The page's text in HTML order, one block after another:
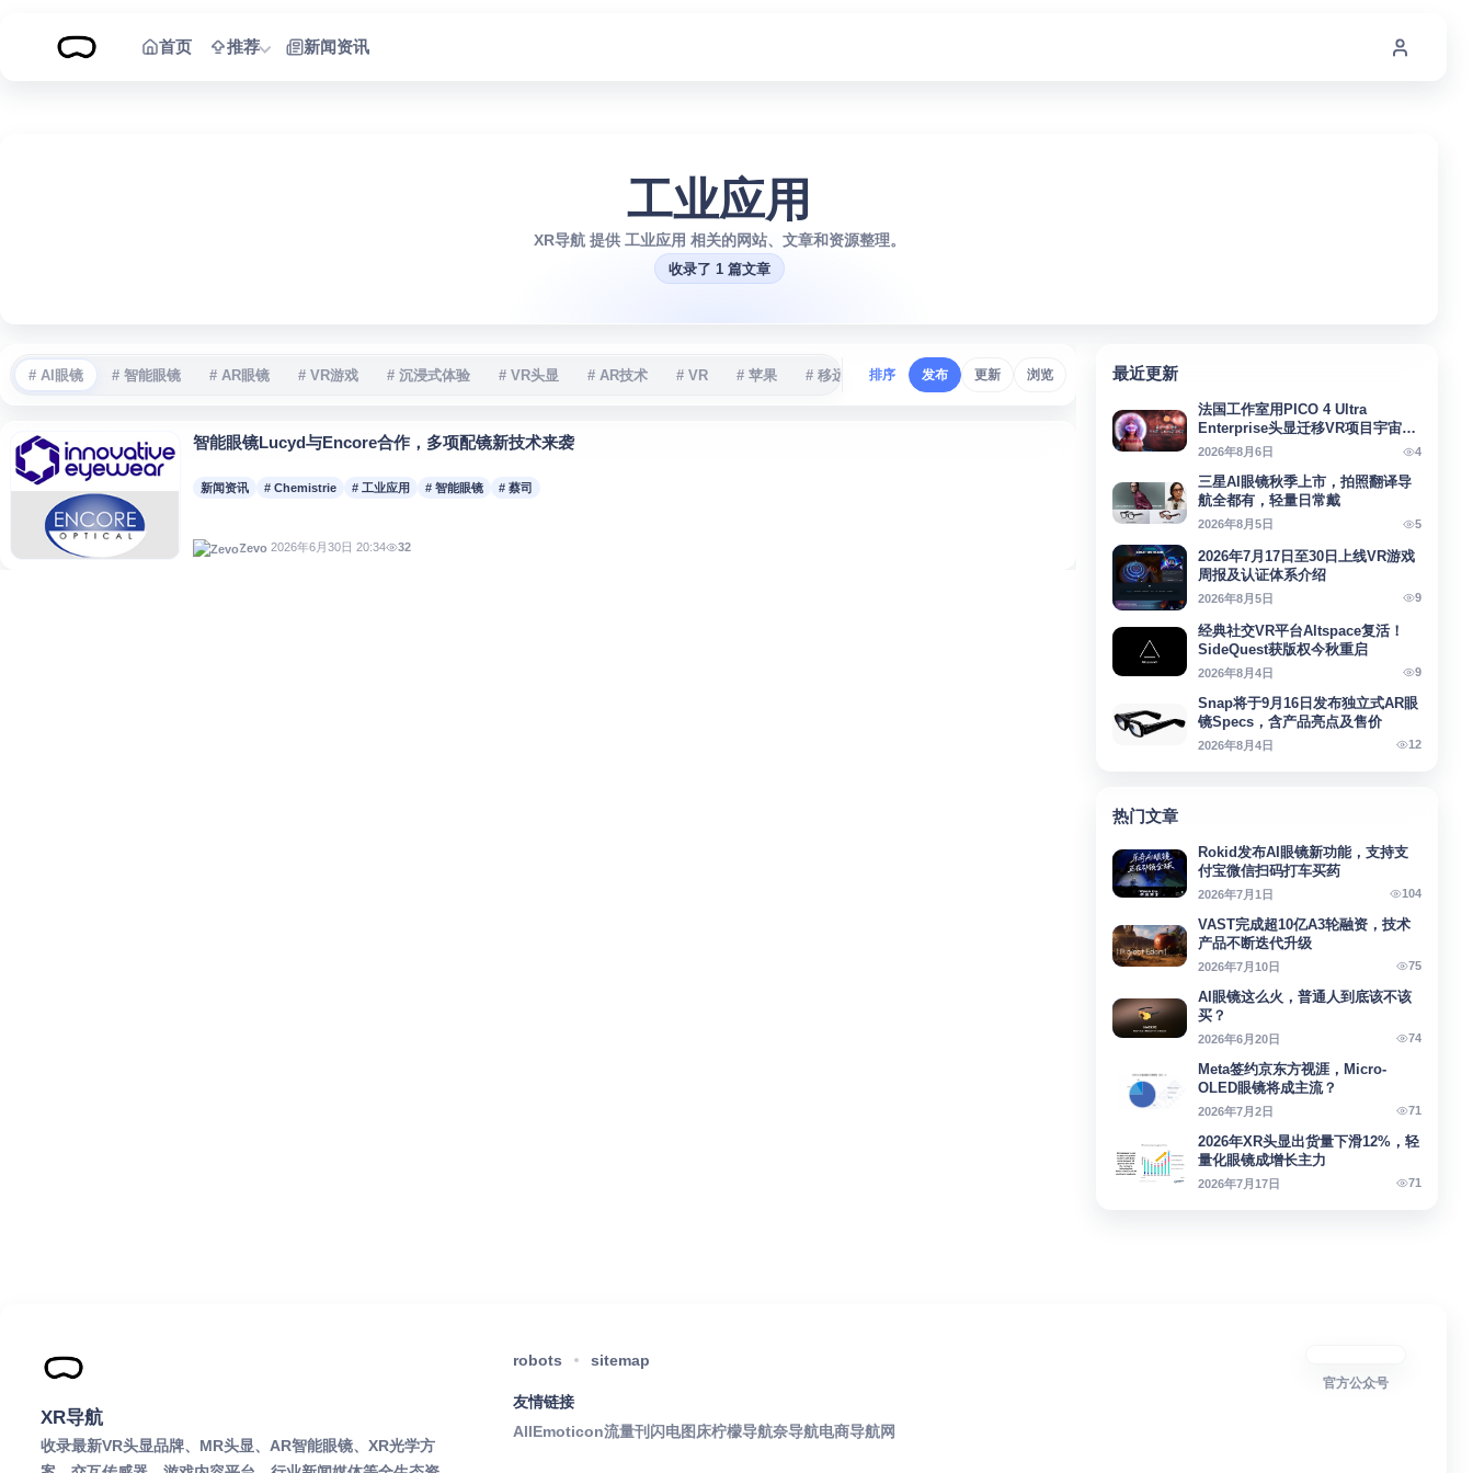
首页
推荐 新闻资讯
工业应用
XR导航 提供 工业应用 相关的网站、文章和资源整理。
收录了 1 篇文章
# AI眼镜 # 智能眼镜 # AR眼镜 # VR游戏 # 沉浸式体验 # VR头显 # AR技术 # VR # 苹果 # 移远通信 # XR # Micro-OLED # Meta # AI助手
排序 发布 更新 浏览
智能眼镜Lucyd与Encore合作，多项配镜新技术来袭
新闻资讯 # Chemistrie # 工业应用 # 智能眼镜 # 蔡司
Zevo 2026年6月30日 20:34 32
最近更新
法国工作室用PICO 4 Ultra
Enterprise头显迁移VR项目宇宙回
响
2026年8月6日 4
三星AI眼镜秋季上市，拍照翻译导
航全都有，轻量日常戴
2026年8月5日 5
2026年7月17日至30日上线VR游戏
周报及认证体系介绍
2026年8月5日 9
经典社交VR平台Altspace复活！
SideQuest获版权今秋重启
2026年8月4日 9
Snap将于9月16日发布独立式AR眼
镜Specs，含产品亮点及售价
2026年8月4日 12
热门文章
Rokid发布AI眼镜新功能，支持支
付宝微信扫码打车买药
2026年7月1日 104
VAST完成超10亿A3轮融资，技术
产品不断迭代升级
2026年7月10日 75
AI眼镜这么火，普通人到底该不该
买？
2026年6月20日 74
Meta签约京东方视涯，Micro-
OLED眼镜将成主流？
2026年7月2日 71
2026年XR头显出货量下滑12%，轻
量化眼镜成增长主力
2026年7月17日 71
XR导航
收录最新VR头显品牌、MR头显、AR智能眼镜、XR光学方
robots sitemap
友情链接
AllEmoticon流量刊 闪电图床柠檬导航奈导航电商导航网
官方公众号